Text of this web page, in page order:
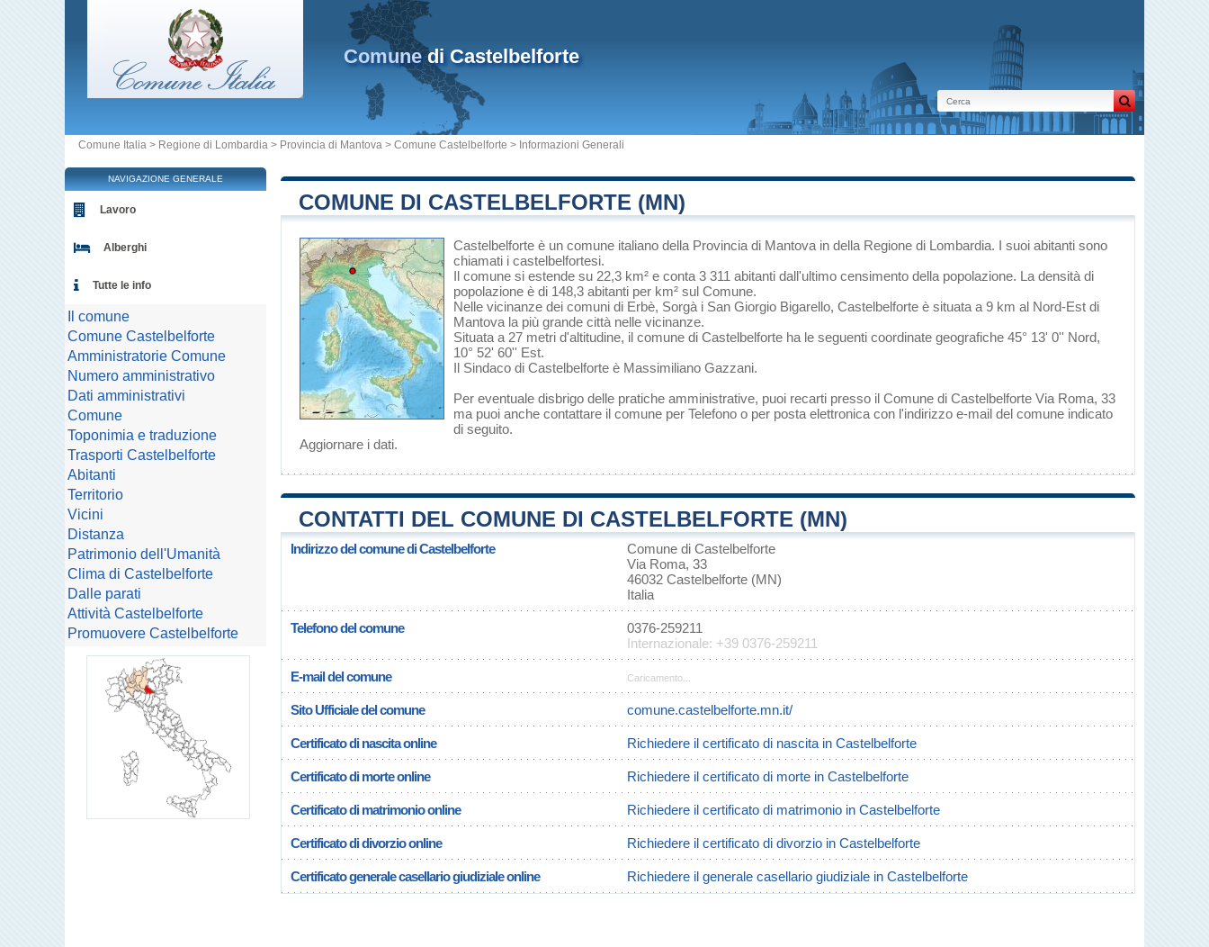
Comunedi Castelbelforte
Comune Italia > Regione di Lombardia > Provincia di Mantova > Comune Castelbelforte > Informazioni Generali
COMUNE DI CASTELBELFORTE (MN)
Castelbelforte è un comune italiano della Provincia di Mantova in della Regione di Lombardia. I suoi abitanti sono
chiamati i castelbelfortesi.
Il comune si estende su 22,3 km² e conta 3 311 abitanti dall'ultimo censimento della popolazione. La densità di
popolazione è di 148,3 abitanti per km² sul Comune.
Nelle vicinanze dei comuni di Erbè, Sorgà i San Giorgio Bigarello, Castelbelforte è situata a 9 km al Nord-Est di
Mantova la più grande città nelle vicinanze.
Situata a 27 metri d'altitudine, il comune di Castelbelforte ha le seguenti coordinate geografiche 45° 13' 0'' Nord,
10° 52' 60'' Est.
Il Sindaco di Castelbelforte è Massimiliano Gazzani.
Per eventuale disbrigo delle pratiche amministrative, puoi recarti presso il Comune di Castelbelforte Via Roma, 33
ma puoi anche contattare il comune per Telefono o per posta elettronica con l'indirizzo e-mail del comune indicato
di seguito.
Aggiornare i dati.
CONTATTI DEL COMUNE DI CASTELBELFORTE (MN)
Indirizzo del comune di Castelbelforte
Comune di Castelbelforte
Via Roma, 33
46032 Castelbelforte (MN)
Italia
Telefono del comune
0376-259211
Internazionale: +39 0376-259211
E-mail del comune Caricamento...
Sito Ufficiale del comune comune.castelbelforte.mn.it/
Certificato di nascita online Richiedere il certificato di nascita in Castelbelforte
Certificato di morte online Richiedere il certificato di morte in Castelbelforte
Certificato di matrimonio online Richiedere il certificato di matrimonio in Castelbelforte
Certificato di divorzio online Richiedere il certificato di divorzio in Castelbelforte
Certificato generale casellario giudiziale online Richiedere il generale casellario giudiziale in Castelbelforte
NAVIGAZIONE GENERALE
Lavoro
Alberghi
Tutte le info
Il comune
Comune Castelbelforte
Amministratorie Comune
Numero amministrativo
Dati amministrativi
Comune
Toponimia e traduzione
Trasporti Castelbelforte
Abitanti
Territorio
Vicini
Distanza
Patrimonio dell'Umanità
Clima di Castelbelforte
Dalle parati
Attività Castelbelforte
Promuovere Castelbelforte